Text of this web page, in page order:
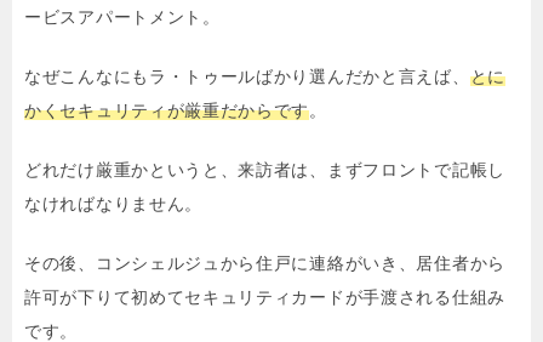
ービスアパートメント。
なぜこんなにもラ・トゥールばかり選んだかと言えば、 とに
かくセキュリティが厳重だからです。
どれだけ厳重かというと、来訪者は、まずフロントで記帳し
なければなりません。
その後、コンシェルジュから住戸に連絡がいき、居住者から
許可が下りて初めてセキュリティカードが手渡される仕組み
です。